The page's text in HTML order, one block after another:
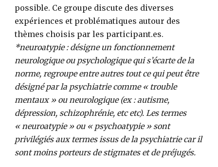
possible. Ce groupe discute des diverses
expériences et problématiques autour des
thèmes choisis par les participant.es.
*neuroatypie : désigne un fonctionnement
neurologique ou psychologique qui s’écarte de la
norme, regroupe entre autres tout ce qui peut être
désigné par la psychiatrie comme « trouble
mentaux » ou neurologique (ex : autisme,
dépression, schizophrénie, etc etc). Les termes
« neuroatypie » ou « psychoatypie » sont
privilégiés aux termes issus de la psychiatrie car il
sont moins porteurs de stigmates et de préjugés.